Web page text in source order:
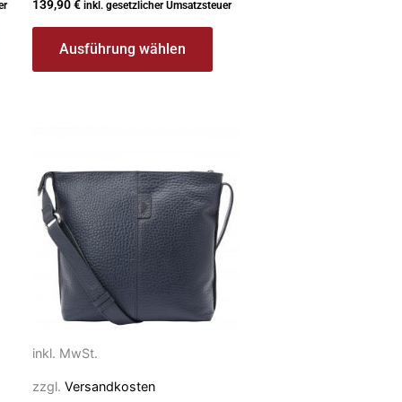
139,90€ inkl. gesetzlicher Umsatzsteuer
Ausführung wählen
inkl. MwSt.
zzgl. Versandkosten
weist
mehrere
Varianten
auf.
Optionen
können
der
Produktseite